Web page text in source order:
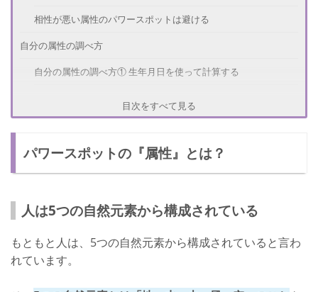
相性が悪い属性のパワースポットは避ける
自分の属性の調べ方
自分の属性の調べ方① 生年月日を使って計算する
相性がいいパワースポット
地属性とパワースポットの相性
水属性とパワースポットの相性
風属性とパワースポットの相性
目次をすべて見る
パワースポットの『属性』とは？
人は5つの自然元素から構成されている
もともと人は、5つの自然元素から構成されていると言わ
れています。